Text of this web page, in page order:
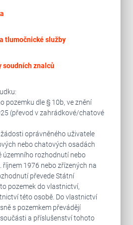
tlumočnické služby
soudních znalců
pozemku dle § 10b, ve znění
(převod v zahrádkové/chatové
oprávněného uživatele
nebo chatových osadách
územního rozhodnutí nebo
říjnem 1976 nebo zřízených na
převede Státní
pozemek do vlastnictví,
této osobě. Do vlastnictví
s pozemkem převádějí
a příslušenství tohoto